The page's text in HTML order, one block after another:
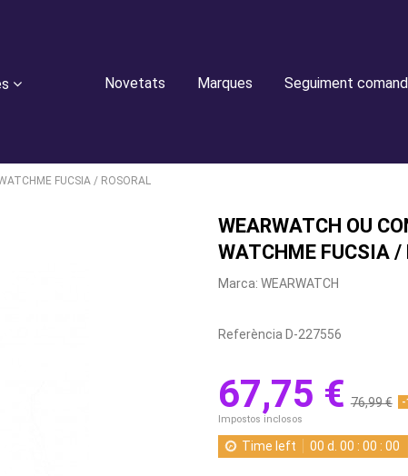
Novetats Marques Seguiment
FUCSIA / ROSORAL
WEARWATCH OU
WATCHME FUCSIA /
Marca: WEARWATCH
Referència D-227556
67,75 € 76,99 €
-
Impostos inclosos
Time left 00 d. 00 :00 :00